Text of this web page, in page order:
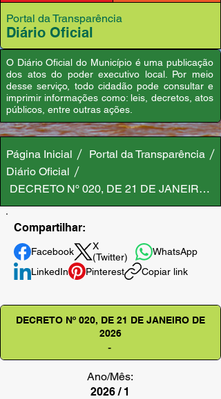
Portal da Transparência
Diário Oficial
O Diário Oficial do Município é uma publicação
dos atos do poder executivo local. Por meio
desse serviço, todo cidadão pode consultar e
imprimir informações como: leis, decretos, atos
públicos, entre outras ações.
Página Inicial
Portal da Transparência
Diário Oficial
DECRETO Nº 020, DE 21 DE JANEIRO
Compartilhar:
Facebook
X
(Twitter)
WhatsApp
LinkedIn
Pinterest Copiar link
DECRETO Nº 020, DE 21 DE JANEIRO DE
2026
-
Ano/Mês:
2026 / 1